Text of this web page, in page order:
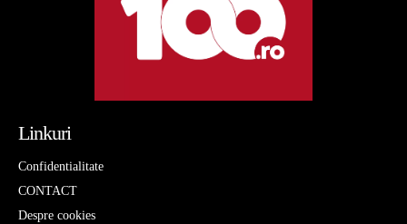
Linkuri
Confidentialitate
CONTACT
Despre cookies